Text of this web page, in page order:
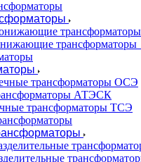
трансформаторы
трансформаторы
трансформаторы ОСЭ
АТЭСК
трансформаторы ТСЭ